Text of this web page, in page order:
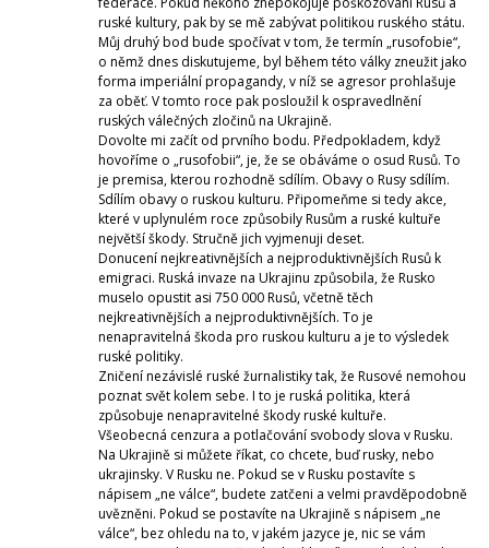
ruské kultury, pak by se mě zabývat politikou ruského státu.
Můj druhý bod bude spočívat v tom, že termín „rusofobie“,
o němž dnes diskutujeme, byl během této války zneužit jako
forma imperiální propagandy, v níž se agresor prohlašuje
za oběť. V tomto roce pak posloužil k ospravedlnění
ruských válečných zločinů na Ukrajině.
Dovolte mi začít od prvního bodu. Předpokladem, když
hovoříme o „rusofobii“, je, že se obáváme o osud Rusů. To
je premisa, kterou rozhodně sdílím. Obavy o Rusy sdílím.
Sdílím obavy o ruskou kulturu. Připomeňme si tedy akce,
které v uplynulém roce způsobily Rusům a ruské kultuře
největší škody. Stručně jich vyjmenuji deset.
Donucení nejkreativnějších a nejproduktivnějších Rusů k
emigraci. Ruská invaze na Ukrajinu způsobila, že Rusko
muselo opustit asi 750 000 Rusů, včetně těch
nejkreativnějších a nejproduktivnějších. To je
nenapravitelná škoda pro ruskou kulturu a je to výsledek
ruské politiky.
Zničení nezávislé ruské žurnalistiky tak, že Rusové nemohou
poznat svět kolem sebe. I to je ruská politika, která
způsobuje nenapravitelné škody ruské kultuře.
Všeobecná cenzura a potlačování svobody slova v Rusku.
Na Ukrajině si můžete říkat, co chcete, buď rusky, nebo
ukrajinsky. V Rusku ne. Pokud se v Rusku postavíte s
nápisem „ne válce“, budete zatčeni a velmi pravděpodobně
uvězněni. Pokud se postavíte na Ukrajině s nápisem „ne
válce“, bez ohledu na to, v jakém jazyce je, nic se vám